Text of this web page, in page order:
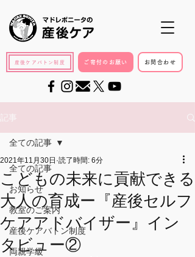
産後ケアバトン制度 ご寄付のお願い お問合わせ
記事
全ての記事
お知らせ
教室のご案内
産後ケアバトン制度
両親学級
全ての記事
こどもの未来に貢献できる
大人の育成ー『産後セルフ
ケアアドバイザー』イン
タビュー②
2021年11月30日 読了時間: 6分